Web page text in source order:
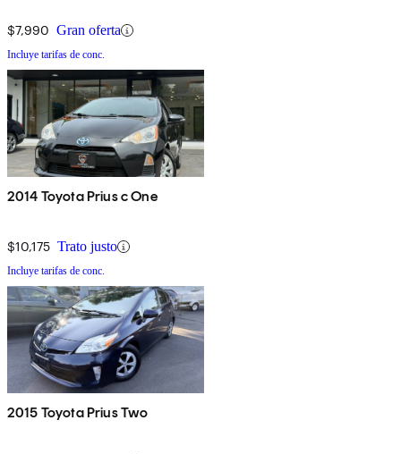
$7,990 Gran oferta
Incluye tarifas de conc.
2014 Toyota Prius c One
$10,175 Trato justo
Incluye tarifas de conc.
2015 Toyota Prius Two